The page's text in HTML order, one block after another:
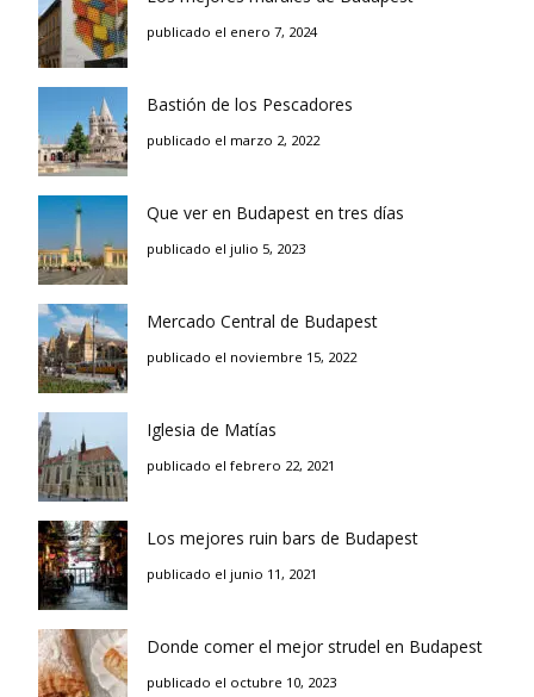
publicado el enero 7, 2024
Bastión de los Pescadores
publicado el marzo 2, 2022
Que ver en Budapest en tres días
publicado el julio 5, 2023
Mercado Central de Budapest
publicado el noviembre 15, 2022
Iglesia de Matías
publicado el febrero 22, 2021
Los mejores ruin bars de Budapest
publicado el junio 11, 2021
Donde comer el mejor strudel en Budapest
publicado el octubre 10, 2023